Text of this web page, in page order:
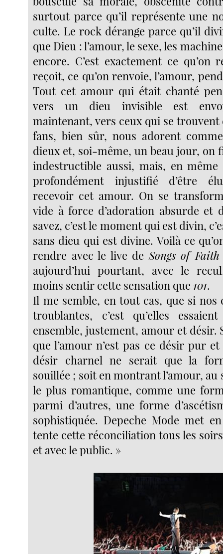
surtout parce qu’il représente une
culte. Le rock dérange parce qu’il
que Dieu : l’amour, le sexe, les
encore. C’est exactement ce qu’on
reçoit, ce qu’on renvoie, l’amour,
Tout cet amour qui était chanté
vers un dieu invisible est
maintenant, vers ceux qui se trouvent
fans, bien sûr, nous adorent
dieux et, soi-même, un beau jour, on
indestructible aussi, mais, en
profondément injustifié d’être
recevoir cet amour. On se
vide à force d’adoration absurde et
savez, c’est le moment qui est divin,
sans dieu qui est divine. Voilà ce
rendre avec le live de Songs of
aujourd’hui pourtant, avec le
moins sentir cette sensation que 101.
Il me semble, en tout cas, que si nos
troublantes, c’est qu’elles
ensemble, justement, amour et désir.
que l’amour n’est pas ce désir pur
désir charnel ne serait que la
souillée ; soit en montrant l’amour, au
le plus romantique, comme une
parmi d’autres, une forme
sophistiquée. Depeche Mode met
tente cette réconciliation tous les
et avec le public. »